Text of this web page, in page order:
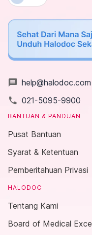
message help@halodoc.com
local_phone 021-5095-9900
BANTUAN & PANDUAN
Pusat Bantuan
Syarat & Ketentuan
Pemberitahuan Privasi
HALODOC
Tentang Kami
Board of Medical